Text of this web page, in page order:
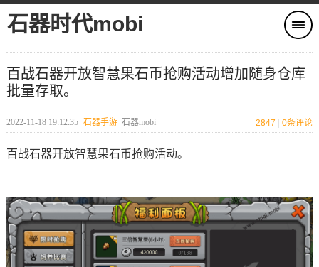
石器时代mobi
百战石器开放智慧果石币抢购活动增加随身仓库
批量存取。
2022-11-18 19:12:35 石器手游 石器mobi 2847 0条评论
百战石器开放智慧果石币抢购活动。